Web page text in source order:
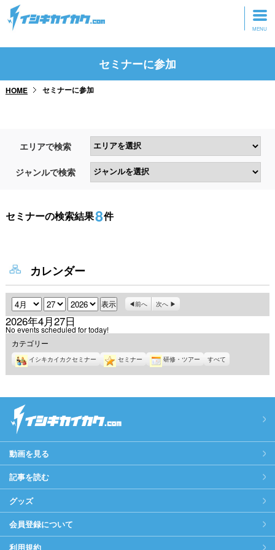
トップページ
研修・ツアーに参加
セミナーに参加
HOME セミナーに参加
エリアで検索
ジャンルで検索
セミナーの検索結果8件
カレンダー
月 日 年 前へ 次へ
2026年4月27日
No events scheduled for today!
カテゴリー
イシキカイカクセミナー セミナー 研修・ツアー すべて
動画を見る
記事を読む
グッズ
会員登録について